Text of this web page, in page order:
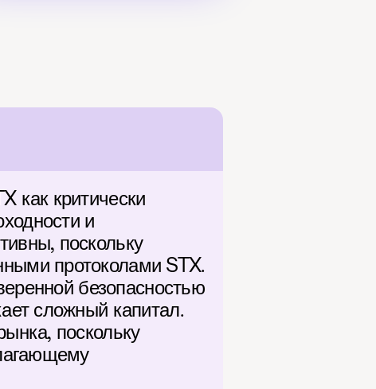
как критически
и
поскольку
протоколами STX.
безопасностью
сложный капитал.
поскольку